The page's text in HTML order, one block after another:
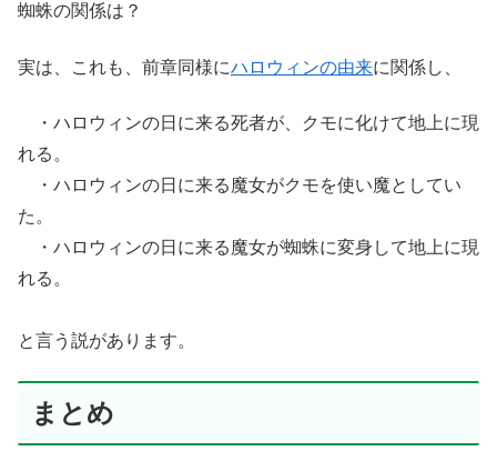
蜘蛛の関係は？
実は、これも、前章同様にハロウィンの由来に関係し、
・ハロウィンの日に来る死者が、クモに化けて地上に現
れる。
・ハロウィンの日に来る魔女がクモを使い魔としてい
た。
・ハロウィンの日に来る魔女が蜘蛛に変身して地上に現
れる。
と言う説があります。
まとめ